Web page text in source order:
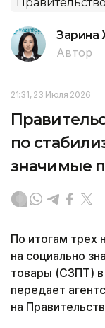
Зарина
Автор
21:31, 23 Июля 2026
по
значимые
По итогам трех
на социально
товары (СЗПТ) в
передает
на